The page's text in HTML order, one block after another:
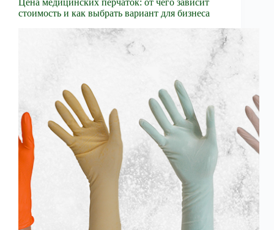
Цена медицинских перчаток: от чего зависит
стоимость и как выбрать вариант для бизнеса